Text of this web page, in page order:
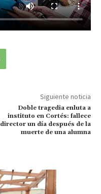
Siguiente noticia
Doble tragedia enluta a
instituto en Cortés: fallece
director un día después de la
muerte de una alumna